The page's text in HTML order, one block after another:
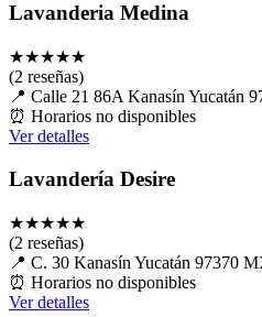
Lavanderia Medina
★★★★★
(2 reseñas)
📍 Calle 21 86A Kanasín Yucatán
⏰ Horarios no disponibles
Ver detalles
Lavandería Desire
★★★★★
(2 reseñas)
📍 C. 30 Kanasín Yucatán 97370
⏰ Horarios no disponibles
Ver detalles